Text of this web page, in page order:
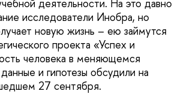
деятельности. На это давно
исследователи Инобра, но
новую жизнь – ею займутся
проекта «Успех и
человека в меняющемся
и гипотезы обсудили на
27 сентября.